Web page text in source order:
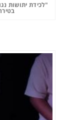
"לכידת יתושות